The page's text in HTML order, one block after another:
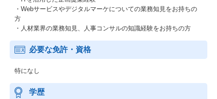
・Webサービスやデジタルマーケについての業務知見をお持ちの
方
・人材業界の業務知見、人事コンサルの知識経験をお持ちの方
必要な免許・資格
特になし
学歴